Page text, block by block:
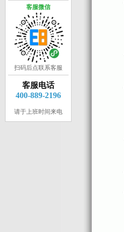
客服微信
扫码后点联系客服
客服电话
400-889-2196
请于上班时间来电